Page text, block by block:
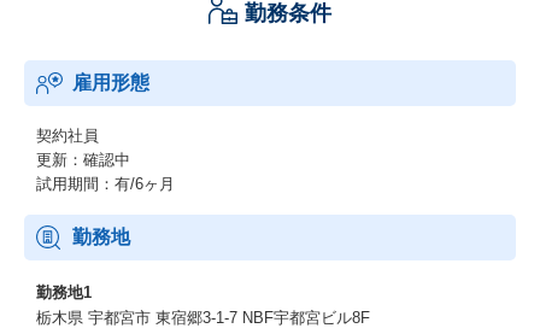
勤務条件
雇用形態
契約社員
更新：確認中
試用期間：有/6ヶ月
勤務地
勤務地1
栃木県 宇都宮市 東宿郷3-1-7 NBF宇都宮ビル8F